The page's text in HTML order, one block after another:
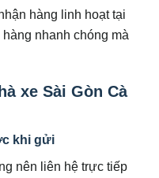
hàng linh hoạt tại
nhanh chóng mà
xe Sài Gòn Cà
khi gửi
nên liên hệ trực tiếp